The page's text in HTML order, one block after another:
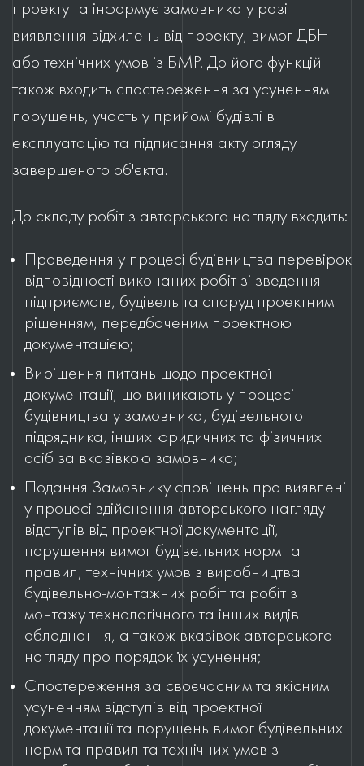
проекту та інформує замовника у разі
виявлення відхилень від проекту, вимог ДБН
або технічних умов із БМР. До його функцій
також входить спостереження за усуненням
порушень, участь у прийомі будівлі в
експлуатацію та підписання акту огляду
завершеного об'єкта.
До складу робіт з авторського нагляду входить:
Проведення у процесі будівництва перевірок
відповідності виконаних робіт зі зведення
підприємств, будівель та споруд проектним
рішенням, передбаченим проектною
документацією;
Вирішення питань щодо проектної
документації, що виникають у процесі
будівництва у замовника, будівельного
підрядника, інших юридичних та фізичних
осіб за вказівкою замовника;
Подання Замовнику сповіщень про виявлені
у процесі здійснення авторського нагляду
відступів від проектної документації,
порушення вимог будівельних норм та
правил, технічних умов з виробництва
будівельно-монтажних робіт та робіт з
монтажу технологічного та інших видів
обладнання, а також вказівок авторського
нагляду про порядок їх усунення;
Спостереження за своєчасним та якісним
усуненням відступів від проектної
документації та порушень вимог будівельних
норм та правил та технічних умов з